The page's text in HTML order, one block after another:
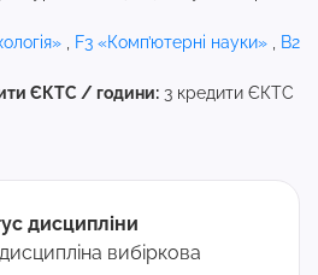
F3 «Комп’ютерні науки»
B2
ЄКТС / години: 3 кредити ЄКТС
дисципліни
вибіркова